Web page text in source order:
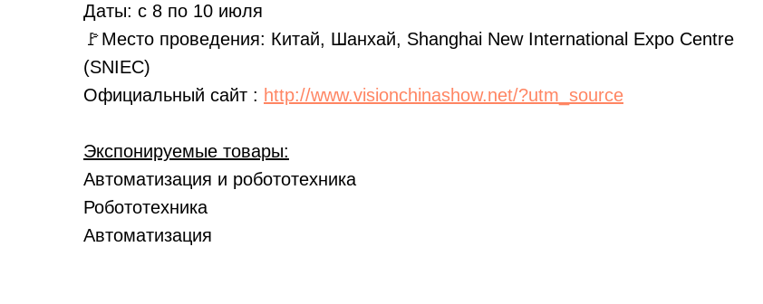
Даты: с 8 по 10 июля
🚩Место проведения: Китай, Шанхай, Shanghai New International Expo Centre
(SNIEC)
Официальный сайт : http://www.visionchinashow.net/?utm_source
Экспонируемые товары:
Автоматизация и робототехника
Робототехника
Автоматизация